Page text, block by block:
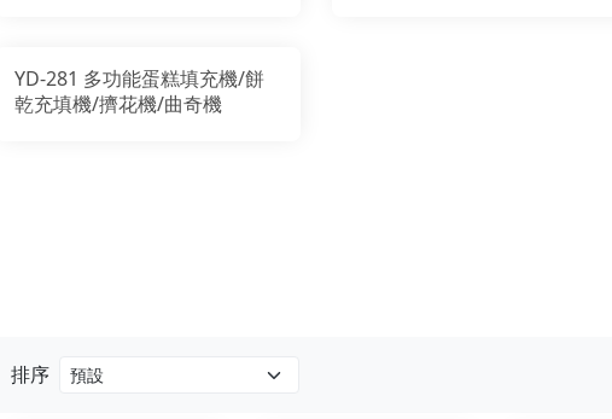
YD-281 多功能蛋糕填充機/餅
乾充填機/擠花機/曲奇機
排序